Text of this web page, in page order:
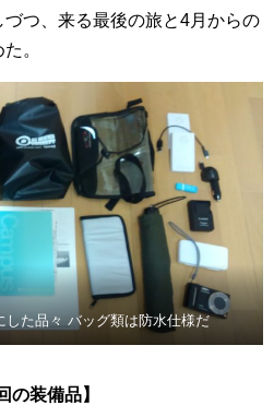
つ、来る最後の旅と4月からの
。
した品々 バッグ類は防水仕様だ
の装備品】